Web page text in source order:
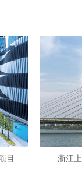
目 浙江